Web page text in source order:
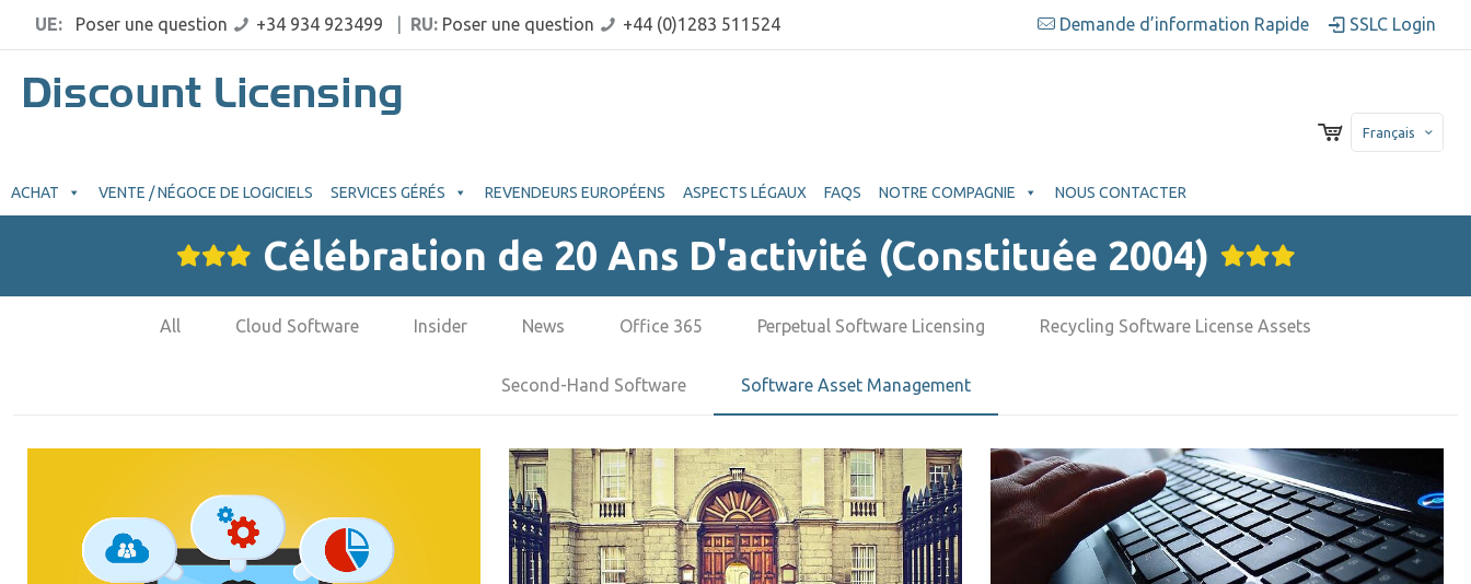
UE: Poser une question +34 934 923499 RU: Poser une question +44 (0)1283 511524 Demande d’information Rapide SSLC Login
ACHAT VENTE / NÉGOCE DE LOGICIELS SERVICES GÉRÉS REVENDEURS EUROPÉENS ASPECTS LÉGAUX FAQS NOTRE COMPAGNIE NOUS CONTACTER
Français
Célébration de 20 Ans D'activité (Constituée 2004)
All Cloud Software Insider News Office 365 Perpetual Software Licensing Recycling Software License Assets
Second-Hand Software Software Asset Management